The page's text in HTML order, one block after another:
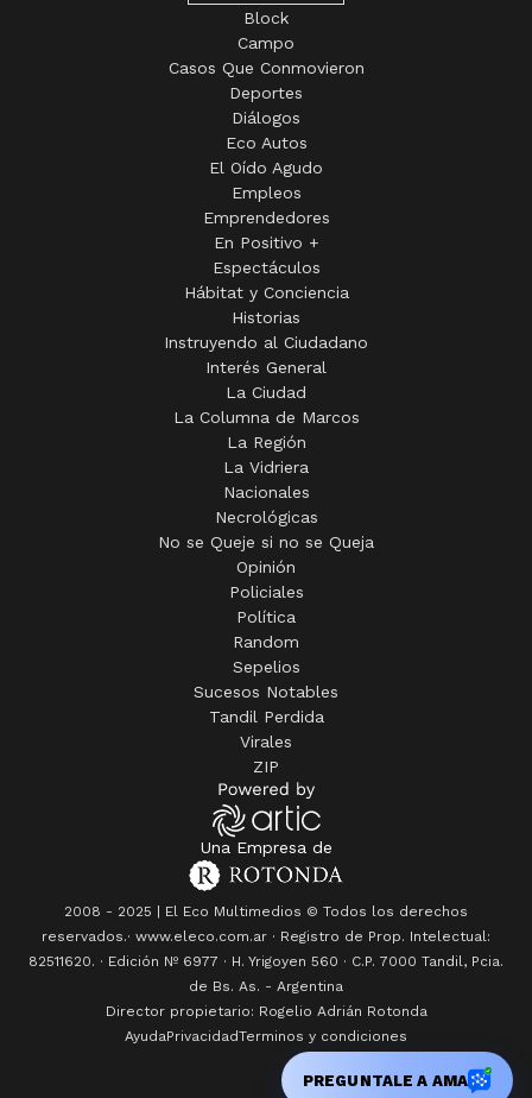
Block
Campo
Casos Que Conmovieron
Deportes
Diálogos
Eco Autos
El Oído Agudo
Empleos
Emprendedores
En Positivo +
Espectáculos
Hábitat y Conciencia
Historias
Instruyendo al Ciudadano
Interés General
La Ciudad
La Columna de Marcos
La Región
La Vidriera
Nacionales
Necrológicas
No se Queje si no se Queja
Opinión
Policiales
Política
Random
Sepelios
Sucesos Notables
Tandil Perdida
Virales
ZIP
Una Empresa de
2008 - 2025 | El Eco Multimedios © Todos los derechos
reservados.· www.eleco.com.ar · Registro de Prop. Intelectual:
82511620. · Edición Nº 6977 · H. Yrigoyen 560 · C.P. 7000 Tandil, Pcia.
de Bs. As. - Argentina
Director propietario: Rogelio Adrián Rotonda
AyudaPrivacidadTerminos y condiciones
PREGUNTALE A AMA